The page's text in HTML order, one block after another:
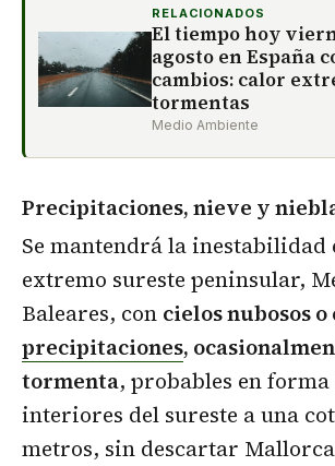
RELACIONADOS
El tiempo hoy
agosto en España
cambios: calor
tormentas
Medio Ambiente
Precipitaciones, nieve y
Se mantendrá la inestabilidad
extremo sureste peninsular,
Baleares, con cielos nubosos
precipitaciones,
tormenta, probables en forma
interiores del sureste a una
metros, sin descartar